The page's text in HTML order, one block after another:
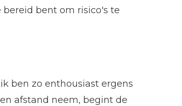
bent om risico's te
ben zo enthousiast ergens
afstand neem, begint de